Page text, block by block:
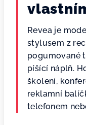
Revea je
stylusem z
pogumované
píšící náplň.
školení,
reklamní
telefonem